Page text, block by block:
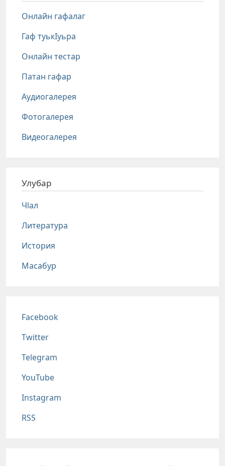
Онлайн гафалаг
Гаф туькIуьра
Онлайн тестар
Патан гафар
Аудиогалерея
Фотогалерея
Видеогалерея
Улубар
Чlал
Литература
История
Масабур
Соц сети
Facebook
Twitter
Telegram
YouTube
Instagram
RSS
Подвал